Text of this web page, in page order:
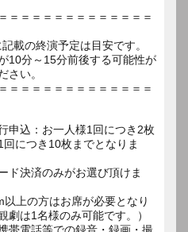
＝＝＝＝＝＝＝＝＝＝＝＝＝
載の終演予定は目安です。
10分～15分前後する可能性が
さい。
＝＝＝＝＝＝＝＝＝＝＝＝＝
申込：お一人様1回につき2枚
につき10枚までとなりま
ド決済のみがお選び頂けま
上の方はお席が必要となり
劇は1名様のみ可能です。）